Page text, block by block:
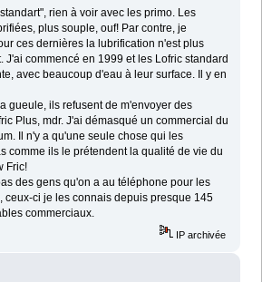
rien à voir avec les primo. Les
plus souple, ouf! Par contre, je
ces dernières la lubrification n'est plus
J'ai commencé en 1999 et les Lofric standard
avec beaucoup d'eau à leur surface. Il y en
gueule, ils refusent de m'envoyer des
Plus, mdr. J'ai démasqué un commercial du
Il n'y a qu'une seule chose qui les
comme ils le prétendent la qualité de vie du
Fric!
des gens qu'on a au téléphone pour les
ceux-ci je les connais depuis presque 145
commerciaux.
IP archivée